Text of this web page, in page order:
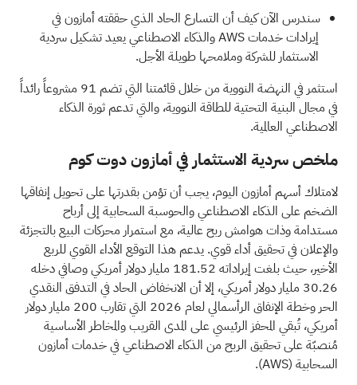
سندرس الآن كيف أن التسارع الحاد الذي حققته أمازون في
إيرادات خدمات AWS والذكاء الاصطناعي يعيد تشكيل سردية
الاستثمار للشركة وملامحها طويلة الأجل.
استثمر في النهضة النووية من خلال قائمتنا التي تضم
91 مشروعاً رائداً
في مجال البنية التحتية للطاقة النووية، والتيتدعم ثورة الذكاء
الاصطناعي العالمية.
ملخص سردية الاستثمار في أمازون دوت كوم
لامتلاك أسهم أمازون اليوم، يجب أن تؤمن بقدرتها على تحويل إنفاقها
الضخم على الذكاء الاصطناعي والحوسبة السحابية إلى أرباح
مستدامة وذات هوامش ربح عالية، مع استمرار محركات البيع بالتجزئة
والإعلان في تحقيق أداء قوي. يدعم هذا التوقع الأداء القوي للربع
الأخير، حيث بلغت إيراداته 181.52 مليار دولار أمريكي وصافي دخله
30.26 مليار دولار أمريكي، إلا أن الانخفاض الحاد في التدفق النقدي
الحر وخطة الإنفاق الرأسمالي لعام 2026 التي تقارب 200 مليار دولار
أمريكي، تُبقي المحفز الرئيسي على المدى القريب والمخاطر الأساسية
مُنصبّة على تحقيق الربح من الذكاء الاصطناعي في خدمات أمازون
السحابية (AWS)
.